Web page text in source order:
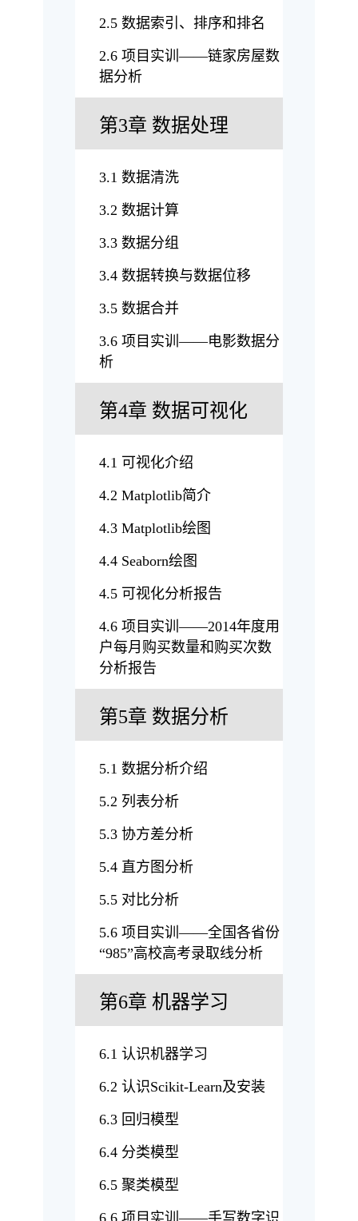
2.5 数据索引、排序和排名
2.6 项目实训——链家房屋数
据分析
第3章 数据处理
3.1 数据清洗
3.2 数据计算
3.3 数据分组
3.4 数据转换与数据位移
3.5 数据合并
3.6 项目实训——电影数据分
析
第4章 数据可视化
4.1 可视化介绍
4.2 Matplotlib简介
4.3 Matplotlib绘图
4.4 Seaborn绘图
4.5 可视化分析报告
4.6 项目实训——2014年度用
户每月购买数量和购买次数
分析报告
第5章 数据分析
5.1 数据分析介绍
5.2 列表分析
5.3 协方差分析
5.4 直方图分析
5.5 对比分析
5.6 项目实训——全国各省份
“985”高校高考录取线分析
第6章 机器学习
6.1 认识机器学习
6.2 认识Scikit-Learn及安装
6.3 回归模型
6.4 分类模型
6.5 聚类模型
6.6 项目实训——手写数字识